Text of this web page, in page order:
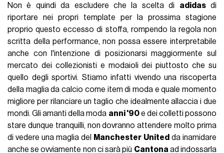
Non è quindi da escludere che la scelta di adidasdi
riportare nei propri template per la prossima stagione
proprio questo eccesso di stoffa, rompendo la regola non
scritta della performance, non possa essere interpretabile
anche con l'intenzione di posizionarsi maggiormente sul
mercato dei collezionisti e modaioli dei piuttosto che su
quello degli sportivi. Stiamo infatti vivendo una riscoperta
della maglia da calcio come item di moda e quale momento
migliore per rilanciare un taglio che idealmente allaccia i due
mondi. Gli amanti della moda anni '90e dei colletti possono
stare dunque tranquilli, non dovranno attendere molto prima
di vedere una maglia del
Manchester United da inamidare
anche se ovviamente non ci sarà più Cantona ad indossarla